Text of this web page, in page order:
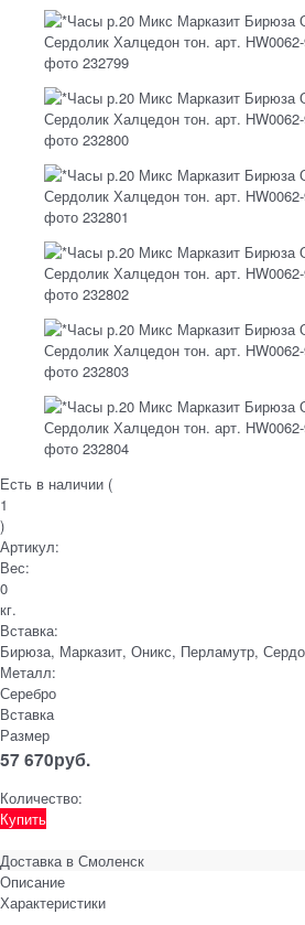
Есть в наличии (
1
)
Артикул:
Вес:
0
кг.
Вставка:
Бирюза, Марказит, Оникс, Перламутр,
Металл:
Серебро
Вставка
Размер
57 670руб.
Количество:
Купить
Доставка в Смоленск
Описание
Характеристики